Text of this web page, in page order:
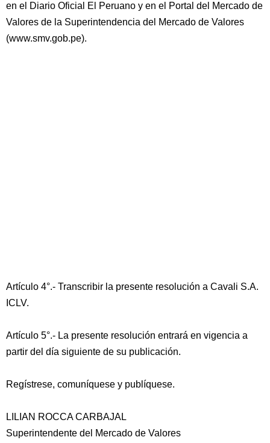
en el Diario Oficial El Peruano y en el Portal del Mercado de
Valores de la Superintendencia del Mercado de Valores
(www.smv.gob.pe).
Artículo 4°.- Transcribir la presente resolución a Cavali S.A.
ICLV.
Artículo 5°.- La presente resolución entrará en vigencia a
partir del día siguiente de su publicación.
Regístrese, comuníquese y publíquese.
LILIAN ROCCA CARBAJAL
Superintendente del Mercado de Valores